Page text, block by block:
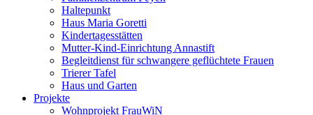
Haltepunkt
Haus Maria Goretti
Kindertagesstätten
Mutter-Kind-Einrichtung Annastift
Begleitdienst für schwangere geflüchtete Frauen
Trierer Tafel
Haus und Garten
Projekte
Wohnprojekt FrauWiN